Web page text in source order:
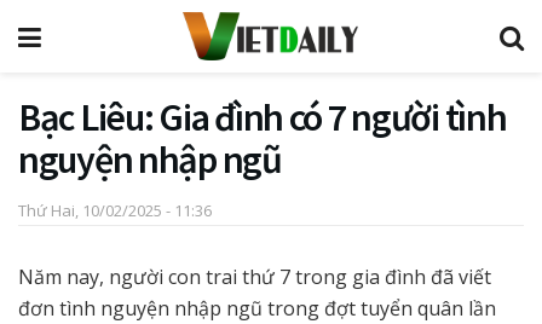
Bạc Liêu: Gia đình có 7 người tình
nguyện nhập ngũ
Thứ Hai, 10/02/2025 - 11:36
Năm nay, người con trai thứ 7 trong gia đình đã viết
đơn tình nguyện nhập ngũ trong đợt tuyển quân lần